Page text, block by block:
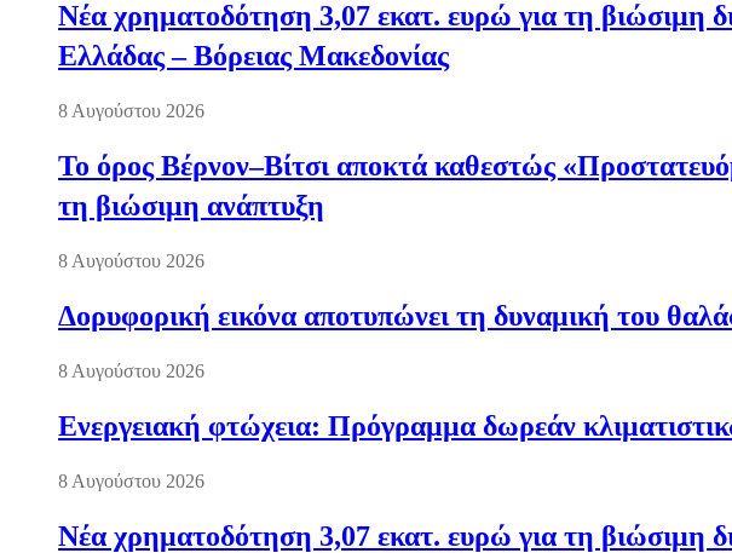
Νέα χρηματοδότηση 3,07 εκατ. ευρώ για τη βιώσιμη
Ελλάδας – Βόρειας Μακεδονίας
8 Αυγούστου 2026
Το όρος Βέρνον–Βίτσι αποκτά καθεστώς
τη βιώσιμη ανάπτυξη
8 Αυγούστου 2026
Δορυφορική εικόνα αποτυπώνει τη δυναμική του
8 Αυγούστου 2026
Ενεργειακή φτώχεια: Πρόγραμμα δωρεάν
8 Αυγούστου 2026
Νέα χρηματοδότηση 3,07 εκατ. ευρώ για τη βιώσιμη